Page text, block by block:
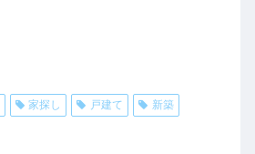
家探し 戸建て 新築